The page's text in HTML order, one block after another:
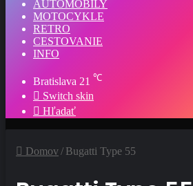
AUTOMOBILY
MOTOCYKLE
RETRO
CESTOVANIE
INFO
Bratislava 21 ℃
Switch skin
Hľadať
Domov/ Bugatti Type 55